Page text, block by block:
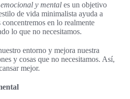
y mental es un objetivo
de vida minimalista ayuda a
en lo realmente
lo que no necesitamos.
entorno y mejora nuestra
y cosas que no necesitamos. Así,
mejor.